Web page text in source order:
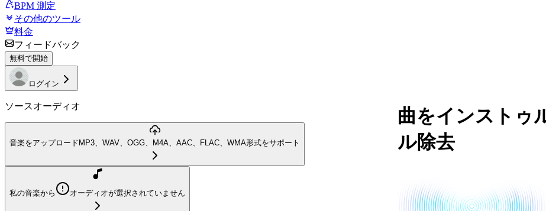
BPM 測定
その他のツール
料金
フィードバック
無料で開始
ログイン
ソースオーディオ
音楽をアップロード MP3、WAV、OGG、M4A、AAC、FLAC、WMA形式をサポート
私の音楽から オーディオが選択されていません
曲をインストゥ
ル除去